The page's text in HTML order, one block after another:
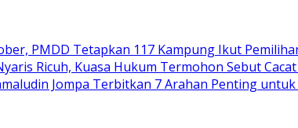
PMDD Tetapkan 117 Kampung Ikut
Ricuh, Kuasa Hukum Termohon Sebut
Jompa Terbitkan 7 Arahan Penting untuk